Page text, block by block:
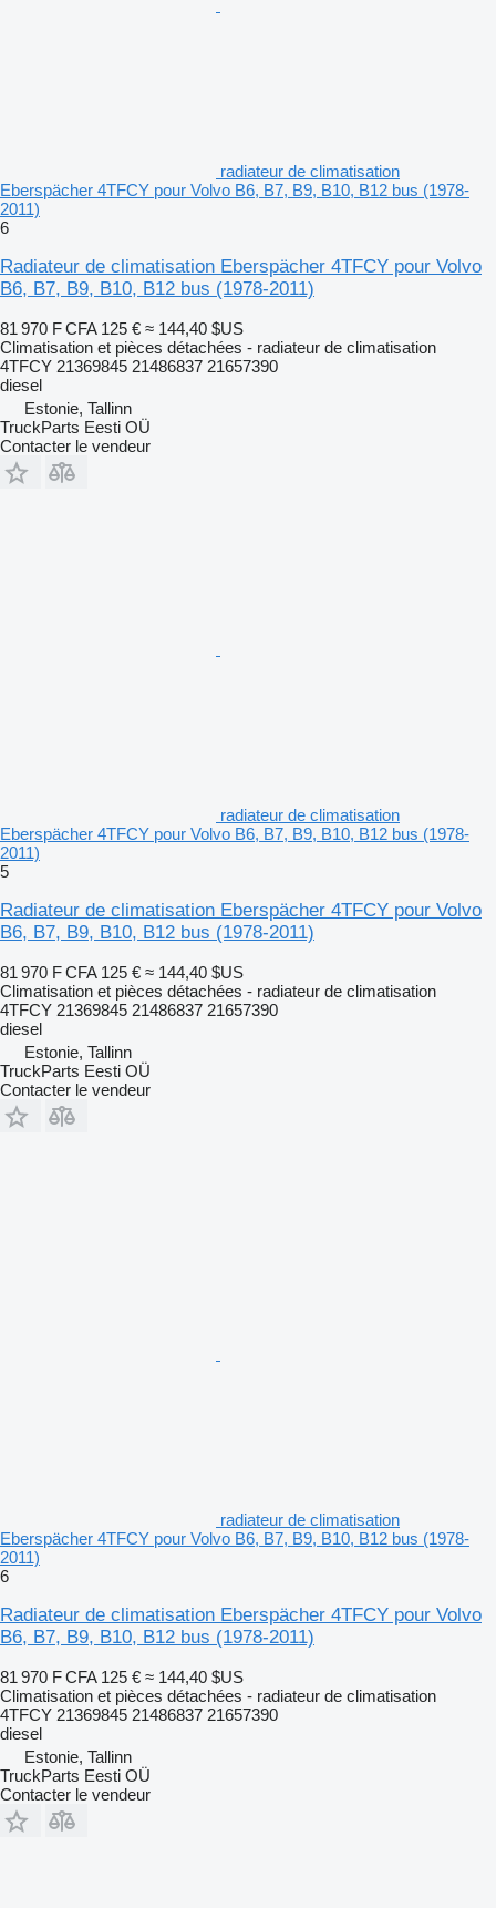
radiateur de climatisation
Eberspächer 4TFCY pour Volvo B6, B7, B9, B10, B12 bus (1978-
2011)
6
Radiateur de climatisation Eberspächer 4TFCY pour Volvo
B6, B7, B9, B10, B12 bus (1978-2011)
81 970 F CFA 125 € ≈ 144,40 $US
Climatisation et pièces détachées - radiateur de climatisation
4TFCY 21369845 21486837 21657390
diesel
Estonie, Tallinn
TruckParts Eesti OÜ
Contacter le vendeur
radiateur de climatisation
Eberspächer 4TFCY pour Volvo B6, B7, B9, B10, B12 bus (1978-
2011)
5
Radiateur de climatisation Eberspächer 4TFCY pour Volvo
B6, B7, B9, B10, B12 bus (1978-2011)
81 970 F CFA 125 € ≈ 144,40 $US
Climatisation et pièces détachées - radiateur de climatisation
4TFCY 21369845 21486837 21657390
diesel
Estonie, Tallinn
TruckParts Eesti OÜ
Contacter le vendeur
radiateur de climatisation
Eberspächer 4TFCY pour Volvo B6, B7, B9, B10, B12 bus (1978-
2011)
6
Radiateur de climatisation Eberspächer 4TFCY pour Volvo
B6, B7, B9, B10, B12 bus (1978-2011)
81 970 F CFA 125 € ≈ 144,40 $US
Climatisation et pièces détachées - radiateur de climatisation
4TFCY 21369845 21486837 21657390
diesel
Estonie, Tallinn
TruckParts Eesti OÜ
Contacter le vendeur